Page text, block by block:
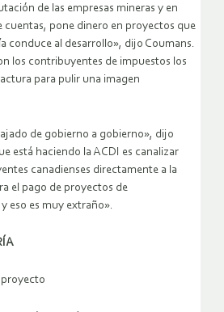
de las empresas mineras y en
cuentas, pone dinero en proyectos que
conduce al desarrollo», dijo Coumans.
los contribuyentes de impuestos los
para pulir una imagen
de gobierno a gobierno», dijo
está haciendo la ACDI es canalizar
canadienses directamente a la
el pago de proyectos de
eso es muy extraño».
proyecto